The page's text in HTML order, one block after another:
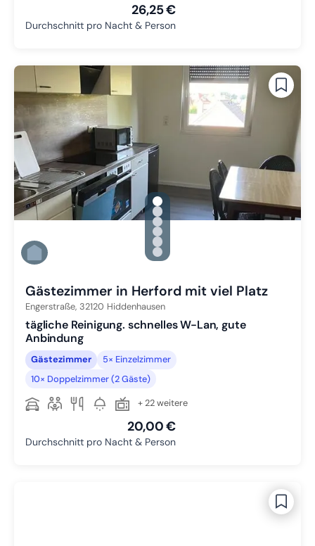
26,25 €
Durchschnitt pro Nacht & Person
gallery.slide_selector
Zu Slide 1 wechseln
Zu Slide 2 wechseln
Zu Slide 3 wechseln
Zu Slide 4 wechseln
Zu Slide 5 wechseln
Zu Slide 6 wechseln
Gästezimmer in Herford mit viel Platz
Engerstraße, 32120 Hiddenhausen
tägliche Reinigung. schnelles W-Lan, gute
Anbindung
Gästezimmer
5× Einzelzimmer
10× Doppelzimmer (2 Gäste)
+ 22 weitere
20,00 €
Durchschnitt pro Nacht & Person